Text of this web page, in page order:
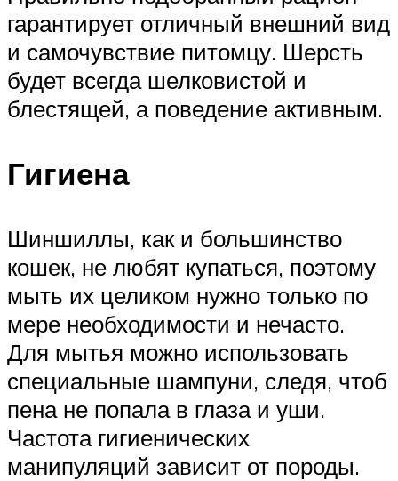
гарантирует отличный внешний вид
и самочувствие питомцу. Шерсть
будет всегда шелковистой и
блестящей, а поведение активным.
Гигиена
Шиншиллы, как и большинство
кошек, не любят купаться, поэтому
мыть их целиком нужно только по
мере необходимости и нечасто.
Для мытья можно использовать
специальные шампуни, следя, чтоб
пена не попала в глаза и уши.
Частота гигиенических
манипуляций зависит от породы.